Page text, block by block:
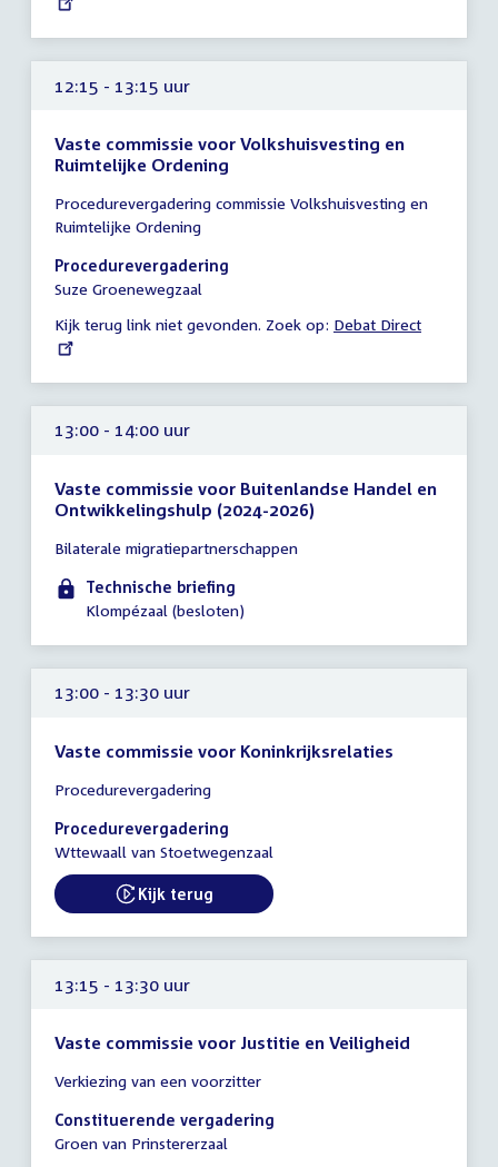
12:15 - 13:15 uur
Vaste commissie voor Volkshuisvesting en
Ruimtelijke Ordening
vergadering
12:15
-
13:15
Procedurevergadering commissie Volkshuisvesting en
Ruimtelijke Ordening
Procedurevergadering
Suze Groenewegzaal
Kijk terug link niet gevonden. Zoek op: External
Debat Direct
13:00 - 14:00 uur
Vaste commissie voor Buitenlandse Handel en
Ontwikkelingshulp (2024-2026)
vergadering
13:00
-
uur
Bilaterale migratiepartnerschappen
Technische briefing
Klompézaal (besloten)
13:00 - 13:30 uur
Vaste commissie voor Koninkrijksrelaties
vergadering
13:00
-
uur
Procedurevergadering
Procedurevergadering
Wttewaall van Stoetwegenzaal
External link:
Kijk terug
13:15 - 13:30 uur
Vaste commissie voor Justitie en Veiligheid
vergadering
13:15
-
Verkiezing van een voorzitter
Constituerende vergadering
Groen van Prinstererzaal